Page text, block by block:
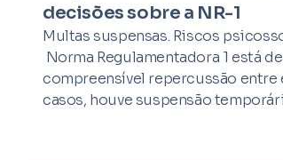
decisões sobre a NR-1
Multas suspensas. Riscos
Norma Regulamentadora 1 está
compreensível repercussão entre
casos, houve suspensão